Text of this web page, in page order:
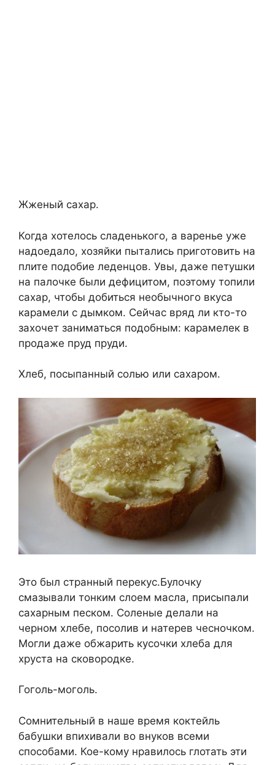
Жженый сахар.
Когда хотелось сладенького, а варенье уже
надоедало, хозяйки пытались приготовить на
плите подобие леденцов. Увы, даже петушки
на палочке были дефицитом, поэтому топили
сахар, чтобы добиться необычного вкуса
карамели с дымком. Сейчас вряд ли кто-то
захочет заниматься подобным: карамелек в
продаже пруд пруди.
Хлеб, посыпанный солью или сахаром.
Это был странный перекус.Булочку
смазывали тонким слоем масла, присыпали
сахарным песком. Соленые делали на
черном хлебе, посолив и натерев чесночком.
Могли даже обжарить кусочки хлеба для
хруста на сковородке.
Гоголь-моголь.
Сомнительный в наше время коктейль
бабушки впихивали во внуков всеми
способами. Кое-кому нравилось глотать эти